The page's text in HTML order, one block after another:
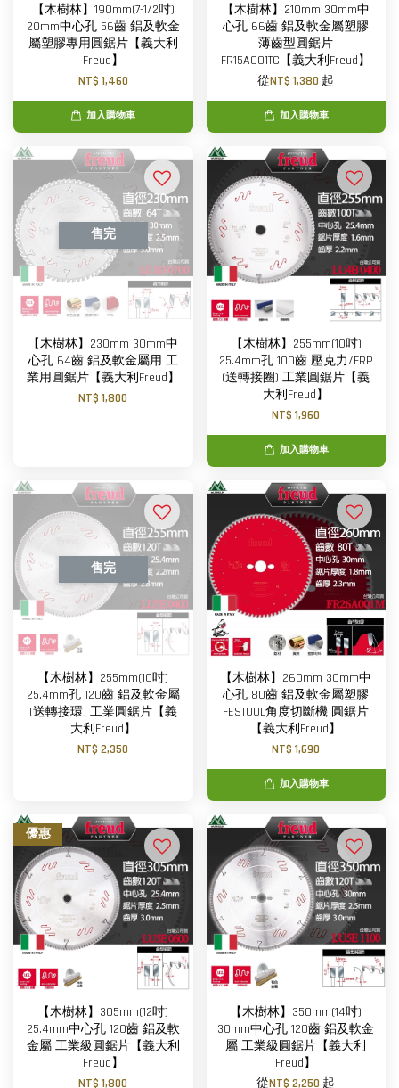
【木樹林】190mm(7-1/2吋)
20mm中心孔 56齒 鋁及軟金
屬塑膠專用圓鋸片【義大利
Freud】
NT$ 1,460
加入購物車
【木樹林】210mm 30mm中
心孔 66齒 鋁及軟金屬塑膠
薄齒型圓鋸片
FR15A001TC【義大利Freud】
從NT$ 1,380 起
加入購物車
售完
【木樹林】230mm 30mm中
心孔 64齒 鋁及軟金屬用 工
業用圓鋸片【義大利Freud】
NT$ 1,800
【木樹林】255mm(10吋)
25.4mm孔 100齒 壓克力/FRP
(送轉接圈) 工業圓鋸片【義
大利Freud】
NT$ 1,960
加入購物車
售完
【木樹林】255mm(10吋)
25.4mm孔 120齒 鋁及軟金屬
(送轉接環) 工業圓鋸片【義
大利Freud】
NT$ 2,350
【木樹林】260mm 30mm中
心孔 80齒 鋁及軟金屬塑膠
FESTOOL角度切斷機 圓鋸片
【義大利Freud】
NT$ 1,690
加入購物車
優惠
【木樹林】305mm(12吋)
25.4mm中心孔 120齒 鋁及軟
金屬 工業級圓鋸片【義大利
Freud】
NT$ 1,800
【木樹林】350mm(14吋)
30mm中心孔 120齒 鋁及軟金
屬 工業級圓鋸片【義大利
Freud】
從NT$ 2,250 起